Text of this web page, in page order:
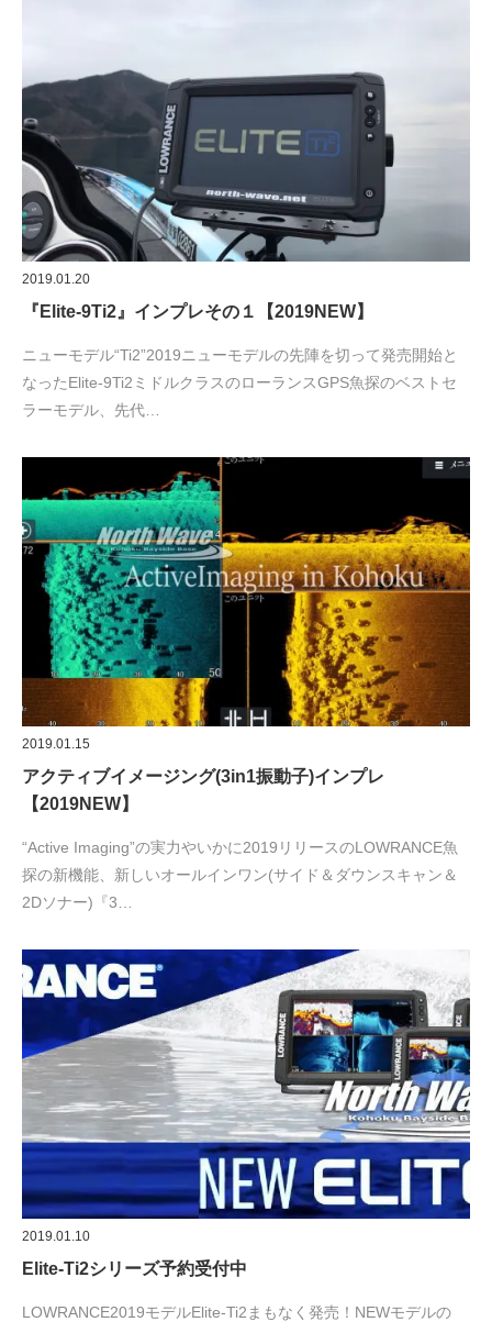
2019.01.20
『Elite-9Ti2』インプレその１【2019NEW】
ニューモデル“Ti2”2019ニューモデルの先陣を切って発売開始と
なったElite-9Ti2ミドルクラスのローランスGPS魚探のベストセ
ラーモデル、先代…
2019.01.15
アクティブイメージング(3in1振動子)インプレ
【2019NEW】
“Active Imaging”の実力やいかに2019リリースのLOWRANCE魚
探の新機能、新しいオールインワン(サイド＆ダウンスキャン＆
2Dソナー)『3…
2019.01.10
Elite-Ti2シリーズ予約受付中
LOWRANCE2019モデルElite-Ti2まもなく発売！NEWモデルの